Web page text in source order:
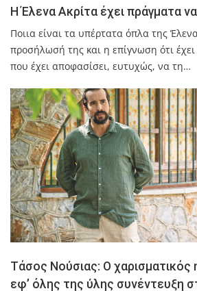
Η Έλενα Ακρίτα έχει πράγματα
Ποιια είναι τα υπέρτατα όπλα της
προσήλωσή της και η επίγνωση ότι
που έχει αποφασίσει, ευτυχώς, να τη…
Τάσος Νούσιας: Ο χαρισματικός
εφ’ όλης της ύλης συνέντευξη